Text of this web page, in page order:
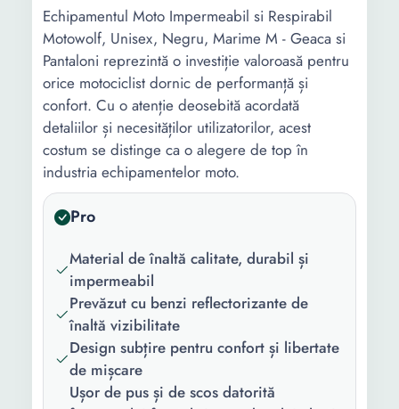
Echipamentul Moto Impermeabil si Respirabil
Motowolf, Unisex, Negru, Marime M - Geaca si
Pantaloni reprezintă o investiție valoroasă pentru
orice motociclist dornic de performanță și
confort. Cu o atenție deosebită acordată
detaliilor și necesităților utilizatorilor, acest
costum se distinge ca o alegere de top în
industria echipamentelor moto.
Pro
Material de înaltă calitate, durabil și
impermeabil
Prevăzut cu benzi reflectorizante de
înaltă vizibilitate
Design subțire pentru confort și libertate
de mișcare
Ușor de pus și de scos datorită